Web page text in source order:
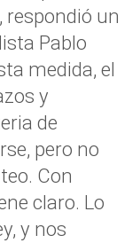
respondió un
Pablo
medida, el
y
de
pero no
Con
claro. Lo
y nos